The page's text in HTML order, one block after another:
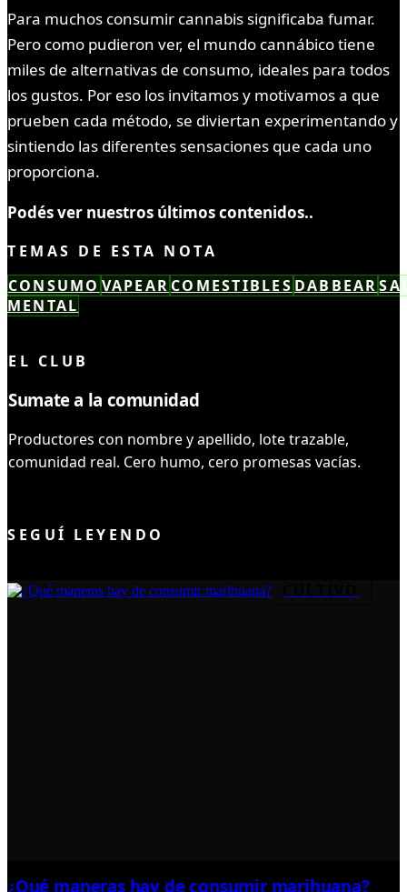
Para muchos consumir cannabis significaba fumar.
Pero como pudieron ver, el mundo cannábico tiene
miles de alternativas de consumo, ideales para todos
los gustos. Por eso los invitamos y motivamos a que
prueben cada método, se diviertan experimentando y
sintiendo las diferentes sensaciones que cada uno
proporciona.
Podés ver nuestros últimos contenidos..
TEMAS DE ESTA NOTA
CONSUMO VAPEAR COMESTIBLES DABBEAR
MENTAL
EL CLUB
Sumate a la comunidad
Productores con nombre y apellido, lote trazable,
comunidad real. Cero humo, cero promesas vacías.
SEGUÍ LEYENDO
¿Qué maneras hay de consumir marihuana?